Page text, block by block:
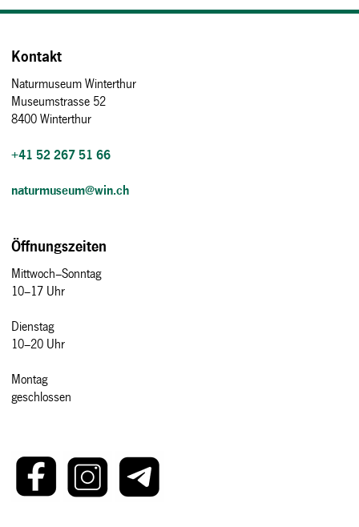
Kontakt
Naturmuseum Winterthur
Museumstrasse 52
8400 Winterthur
+41 52 267 51 66
naturmuseum@win.ch
Öffnungszeiten
Mittwoch–Sonntag
10–17 Uhr
Dienstag
10–20 Uhr
Montag
geschlossen